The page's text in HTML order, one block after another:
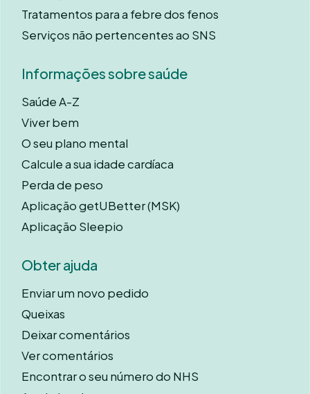
Tratamentos para a febre dos fenos
Serviços não pertencentes ao SNS
Informações sobre saúde
Saúde A-Z
Viver bem
O seu plano mental
Calcule a sua idade cardíaca
Perda de peso
Aplicação getUBetter (MSK)
Aplicação Sleepio
Obter ajuda
Enviar um novo pedido
Queixas
Deixar comentários
Ver comentários
Encontrar o seu número do NHS